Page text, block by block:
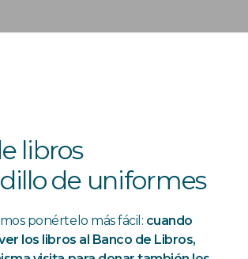
libros
de uniformes
ponértelo más fácil: cuando
los libros al Banco de Libros,